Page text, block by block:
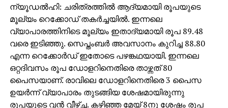
ന്യൂഡല്‍ഹി: ചരിത്രത്തില്‍ ആദ്യമായി രൂപയുടെ
മൂല്യം റെക്കോഡ് തകര്‍ച്ചയില്‍. ഇന്നലെ
വ്യാപാരത്തിനിടെ മൂല്യം ഇതാദ്യമായി രൂപ 89.48
വരെ ഇടിഞ്ഞു. സെപ്തംബര്‍ അവസാനം കുറിച്ച 88.80
എന്ന റെക്കോര്‍ഡ് ഇതോടെ പഴങ്കഥയായി. ഇന്നലെ
ഒറ്റദിവസം രൂപ ഡോളറിനെതിരെ താഴ്ന്നത് 80
പൈസയാണ്. രാവിലെ ഡോളറിനെതിരെ 3 പൈസ
ഉയര്‍ന്ന് വ്യാപാരം തുടങ്ങിയ ശേഷമായിരുന്നു
രൂപയുടെ വന്‍ വീഴ്ച്ച. കഴിഞ്ഞ മേയ് 8നു ശേഷം രൂപ